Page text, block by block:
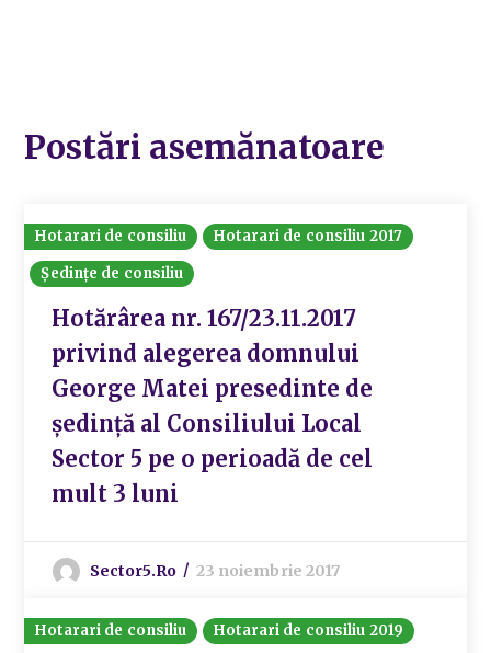
Postări asemănatoare
Hotarari de consiliu
Hotarari de consiliu 2017
Ședințe de consiliu
Hotărârea nr. 167/23.11.2017
privind alegerea domnului
George Matei presedinte de
şedinţă al Consiliului Local
Sector 5 pe o perioadă de cel
mult 3 luni
Sector5.ro 23 noiembrie 2017
Hotarari de consiliu Hotarari de consiliu 2019